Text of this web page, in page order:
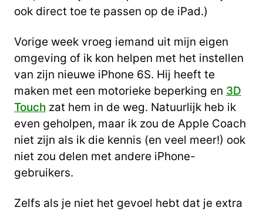
ook direct toe te passen op de iPad.)
Vorige week vroeg iemand uit mijn eigen
omgeving of ik kon helpen met het instellen
van zijn nieuwe iPhone 6S. Hij heeft te
maken met een motorieke beperking en 3D
Touch zat hem in de weg. Natuurlijk heb ik
even geholpen, maar ik zou de Apple Coach
niet zijn als ik die kennis (en veel meer!) ook
niet zou delen met andere iPhone-
gebruikers.
Zelfs als je niet het gevoel hebt dat je extra